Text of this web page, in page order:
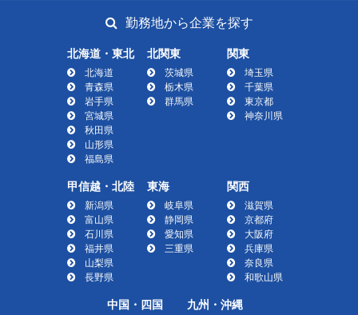
勤務地から企業を探す
北海道・東北
北海道
青森県
岩手県
宮城県
秋田県
山形県
福島県
北関東
茨城県
栃木県
群馬県
関東
埼玉県
千葉県
東京都
神奈川県
甲信越・北陸
新潟県
富山県
石川県
福井県
山梨県
長野県
東海
岐阜県
静岡県
愛知県
三重県
関西
滋賀県
京都府
大阪府
兵庫県
奈良県
和歌山県
中国・四国 九州・沖縄